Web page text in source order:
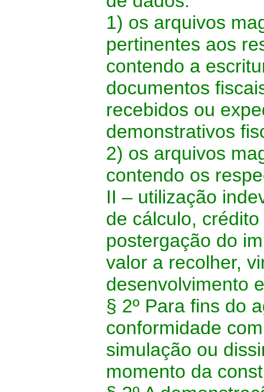
1) os arquivos
pertinentes aos
contendo a
documentos
recebidos ou
demonstrativos
2) os arquivos
contendo os
II – utilização
de cálculo,
postergação do
valor a recolher,
desenvolvimento
§ 2º Para fins do
conformidade
simulação ou
momento da